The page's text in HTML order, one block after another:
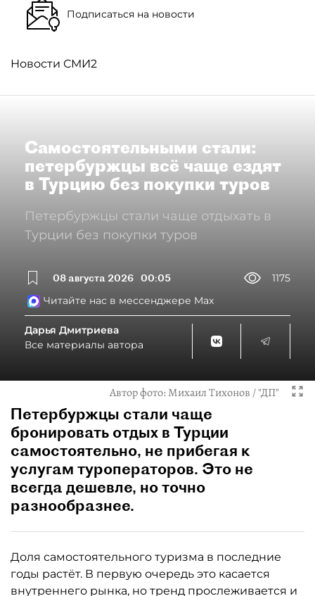
Подписаться на новости
Новости СМИ2
Самостоятельными стали:
петербуржцы всё чаще ездят
в Турцию без покупки туров
Петербуржцы стали чаще отдыхать в
Турции без покупки туров
08 августа 2026 00:05
1175
Читайте нас в мессенджере Max
Дарья Дмитриева
Все материалы автора
Автор фото:Михаил Тихонов / "ДП"
Петербуржцы стали чаще
бронировать отдых в Турции
самостоятельно, не прибегая к
услугам туроператоров. Это не
всегда дешевле, но точно
разнообразнее.
Доля самостоятельного туризма в последние
годы растёт. В первую очередь это касается
внутреннего рынка, но тренд прослеживается и